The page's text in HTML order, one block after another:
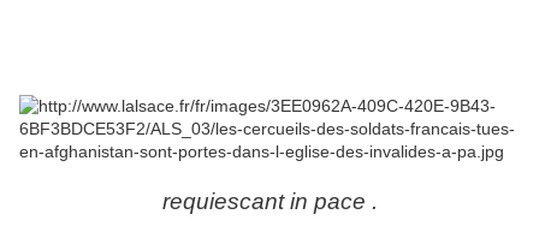
requiescant in pace .